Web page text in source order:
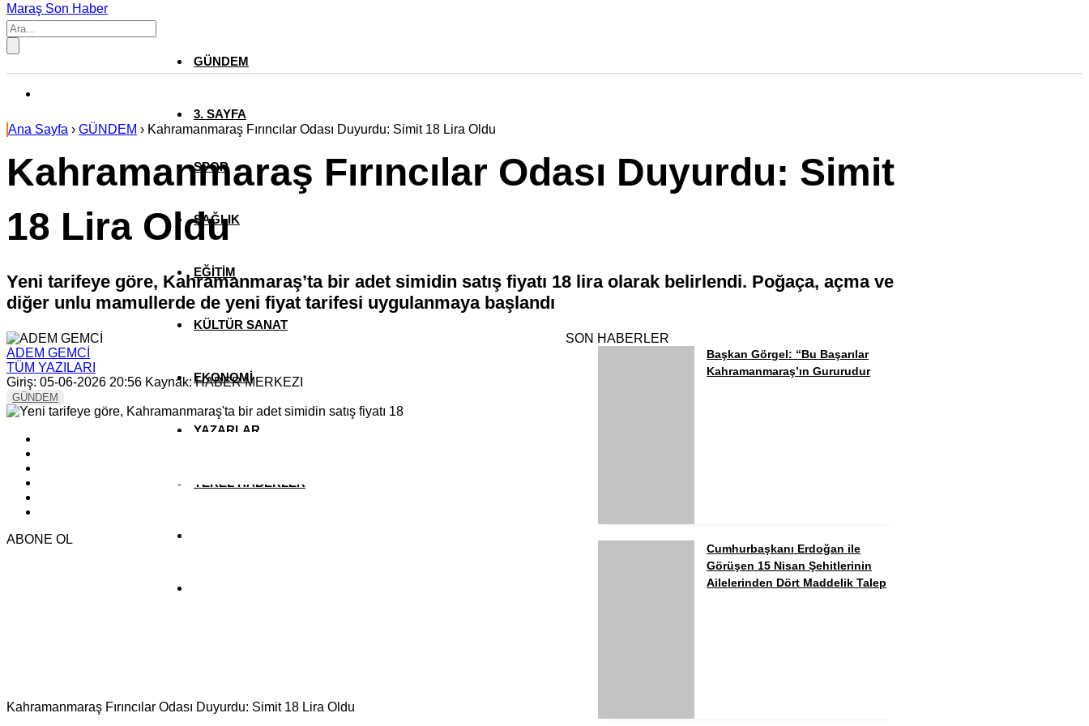
Maraş Son Haber
GÜNDEM
3. SAYFA
SPOR
SAĞLIK
EĞİTİM
KÜLTÜR SANAT
EKONOMİ
YAZARLAR
YEREL HABERLER
Ana Sayfa › GÜNDEM › Kahramanmaraş Fırıncılar Odası Duyurdu: Simit 18 Lira Oldu
Kahramanmaraş Fırıncılar Odası Duyurdu: Simit
18 Lira Oldu
Yeni tarifeye göre, Kahramanmaraş’ta bir adet simidin satış fiyatı 18 lira olarak belirlendi. Poğaça, açma ve
diğer unlu mamullerde de yeni fiyat tarifesi uygulanmaya başlandı
ADEM GEMCİ
TÜM YAZILARI
Giriş: 05-06-2026 20:56 Kaynak: HABER MERKEZI
GÜNDEM
ABONE OL
Kahramanmaraş Fırıncılar Odası Duyurdu: Simit 18 Lira Oldu
SON HABERLER
Başkan Görgel: “Bu Başarılar
Kahramanmaraş’ın Gururudur
Cumhurbaşkanı Erdoğan ile
Görüşen 15 Nisan Şehitlerinin
Ailelerinden Dört Maddelik Talep